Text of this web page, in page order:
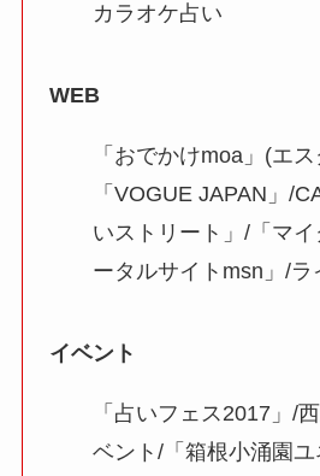
カラオケ占い
WEB
「おでかけmoa」(エス
「VOGUE JAPAN」/
いストリート」/「マ
ータルサイトmsn」/ラ
イベント
「占いフェス2017」/
ベント/「箱根小涌園